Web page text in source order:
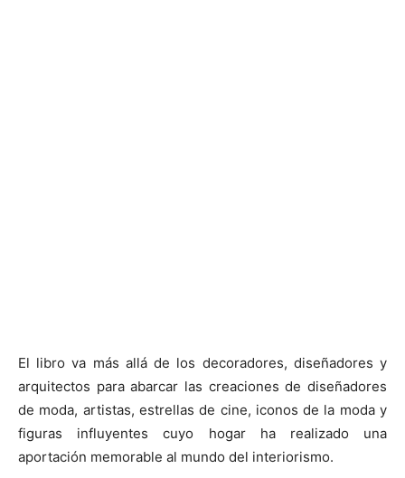
El libro va más allá de los decoradores, diseñadores y
arquitectos para abarcar las creaciones de diseñadores
de moda, artistas, estrellas de cine, iconos de la moda y
figuras influyentes cuyo hogar ha realizado una
aportación memorable al mundo del interiorismo.